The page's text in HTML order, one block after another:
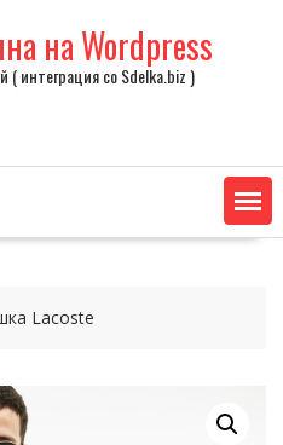
на Wordpress
( интеграция со Sdelka.biz )
Lacoste